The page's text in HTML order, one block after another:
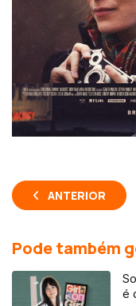
ANTERIOR
Pode também
é